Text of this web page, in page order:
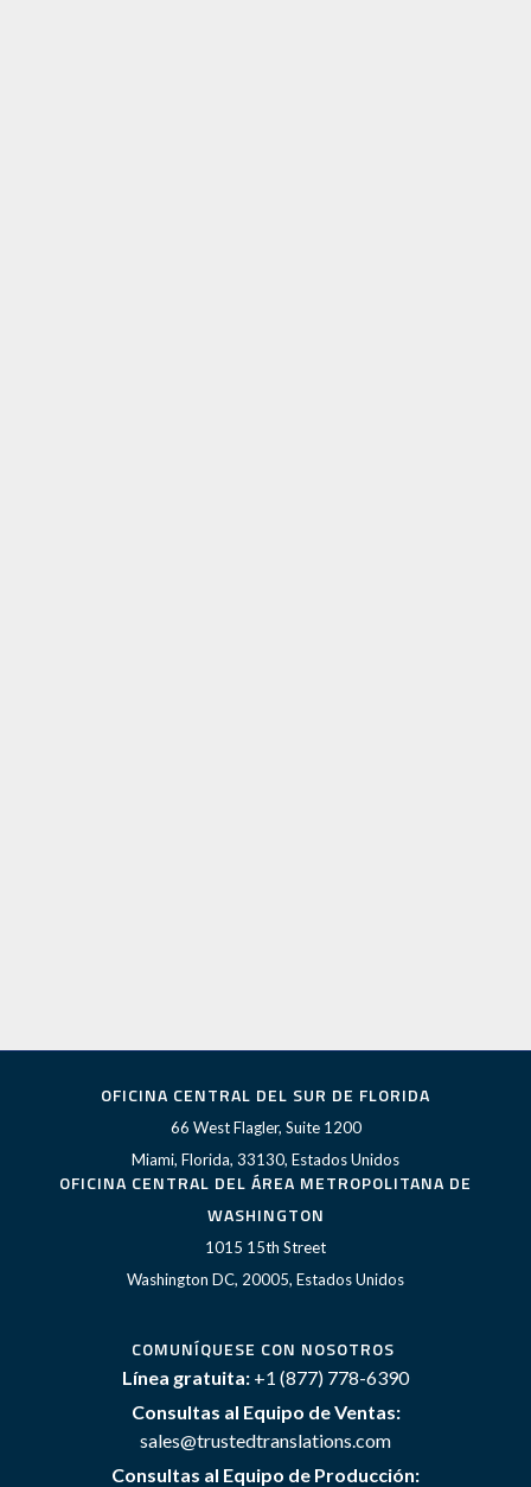
OFICINA CENTRAL DEL SUR DE FLORIDA
66 West Flagler, Suite 1200
Miami, Florida, 33130, Estados Unidos
OFICINA CENTRAL DEL ÁREA METROPOLITANA DE
WASHINGTON
1015 15th Street
Washington DC, 20005, Estados Unidos
COMUNÍQUESE CON NOSOTROS
Línea gratuita: +1 (877) 778-6390
Consultas al Equipo de Ventas:
sales@trustedtranslations.com
Consultas al Equipo de Producción: